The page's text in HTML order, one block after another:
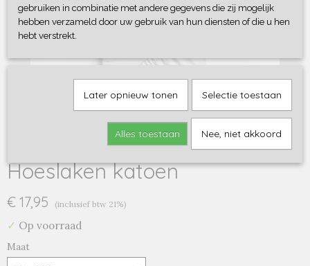
Hoeslaken katoen
€ 17,95 (inclusief btw 21%)
✓ Op voorraad
Maat
gebruiken in combinatie met andere gegevens die zij mogelijk
hebben verzameld door uw gebruik van hun diensten of die u hen
hebt verstrekt.
Later opnieuw tonen Selectie toestaan
Alles toestaan Nee, niet akkoord